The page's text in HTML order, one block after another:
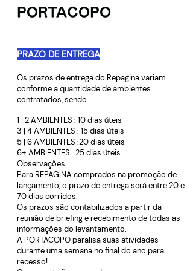
PRAZO DE ENTREGA
Os prazos de entrega do Repagina variam
conforme a quantidade de ambientes
contratados, sendo:
1 | 2 AMBIENTES : 10 dias úteis
3 | 4 AMBIENTES : 15 dias úteis
5 | 6 AMBIENTES :20 dias úteis
6+ AMBIENTES : 25 dias úteis
Observações:
Para REPAGINA comprados na promoção de
lançamento, o prazo de entrega será entre 20 e
70 dias corridos.
Os prazos são contabilizados a partir da
reunião de briefing e recebimento de todas as
informações do levantamento.
A PORTACOPO paralisa suas atividades
durante uma semana no final do ano para
recesso!